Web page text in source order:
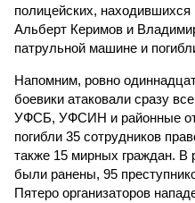
полицейских,
Альберт Керимов и
патрульной машине и
Напомним, ровно
боевики атаковали сразу
УФСБ, УФСИН и районные
погибли 35 сотрудников
также 15 мирных граждан. В
были ранены, 95
Пятеро организаторов